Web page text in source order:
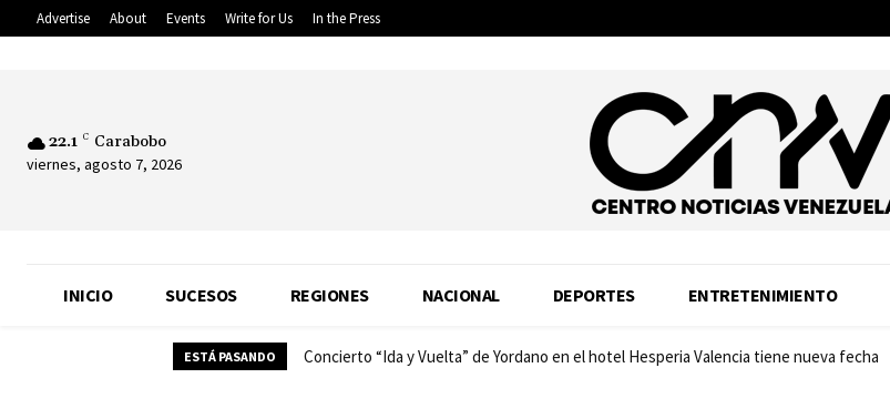
Advertise About Events Write for Us In the Press
22.1 C Carabobo
viernes, agosto 7, 2026
INICIO SUCESOS REGIONES NACIONAL DEPORTES ENTRETENIMIENTO
ESTÁ PASANDO Concierto “Ida y Vuelta” de Yordano en el hotel Hesperia Valencia tiene nueva fecha